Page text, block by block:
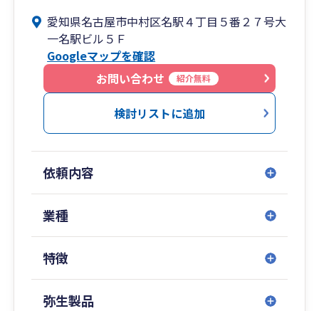
SMCグループは名古屋オフィスを本社としてお
り、税理士に加えて中小企業診断士や社会保険労
務士等の士業が常駐しております。
そのため税理士だけでは対応しきれないサービス
として、採用に関するアドバイスや、完全成功報
酬1%の創業融資支援、補助金・助成金の迅速な
情報提供・提案を実施することで、全方位的なサ
また名古屋オフィスは医業クライアント230件以
上の実績を持ち、医療業種への対応力と提案力を
持ったスタッフが在籍しています。
愛知県名古屋市中村区名駅４丁目５番２７号大
一名駅ビル５Ｆ
Googleマップを確認
お問い合わせ
紹介無料
検討リストに追加
依頼内容
業種
特徴
弥生製品